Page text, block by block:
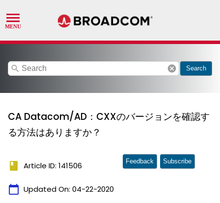
search cancel Search
CA Datacom/AD：CXXのバージョンを確認す
る⽅法はありますか？
book Article ID: 141506
calendar_today Updated On: 04-22-2020
Feedback Subscribe